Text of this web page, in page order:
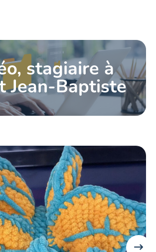
stagiaire à
Jean-Baptiste